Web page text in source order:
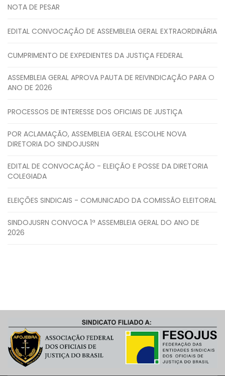
NOTA DE PESAR
EDITAL CONVOCAÇÃO DE ASSEMBLEIA GERAL EXTRAORDINÁRIA
CUMPRIMENTO DE EXPEDIENTES DA JUSTIÇA FEDERAL
ASSEMBLEIA GERAL APROVA PAUTA DE REIVINDICAÇÃO PARA O
ANO DE 2026
PROCESSOS DE INTERESSE DOS OFICIAIS DE JUSTIÇA
POR ACLAMAÇÃO, ASSEMBLEIA GERAL ESCOLHE NOVA
DIRETORIA DO SINDOJUSRN
EDITAL DE CONVOCAÇÃO - ELEIÇÃO E POSSE DA DIRETORIA
COLEGIADA
ELEIÇÕES SINDICAIS - COMUNICADO DA COMISSÃO ELEITORAL
SINDOJUSRN CONVOCA 1ª ASSEMBLEIA GERAL DO ANO DE
2026